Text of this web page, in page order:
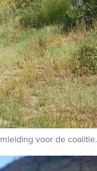
voor de coalitie.